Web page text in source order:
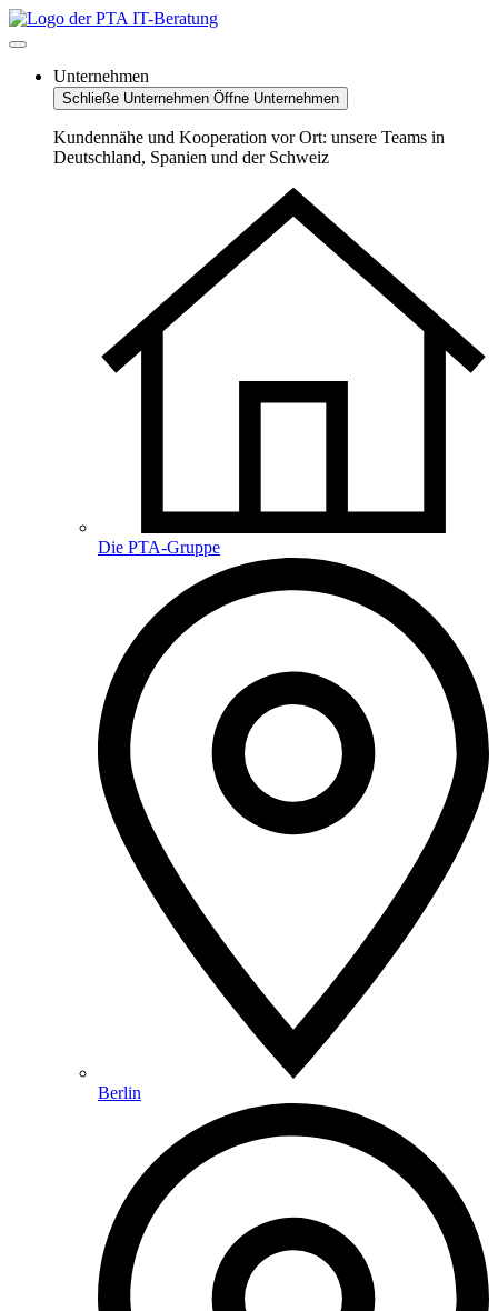
Zum
Inhalt
Unternehmen
Schließe Unternehmen Öffne Unternehmen
Kundennähe und Kooperation vor Ort: unsere Teams in
Deutschland, Spanien und der Schweiz
Die PTA-Gruppe
Berlin